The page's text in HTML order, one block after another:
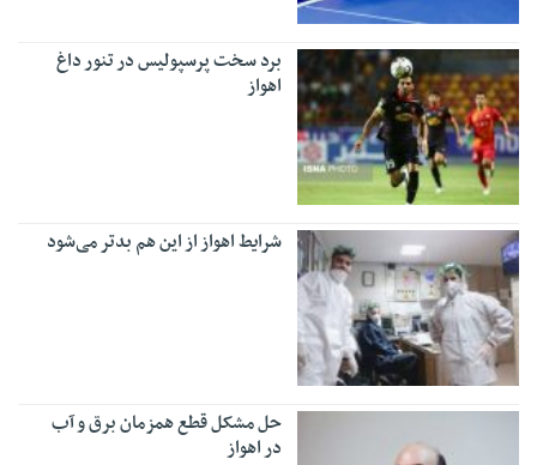
برد سخت پرسپولیس در تنور داغ
اهواز
شرایط اهواز از این هم بدتر می‌شود
حل مشکل قطع همزمان برق و آب
در اهواز